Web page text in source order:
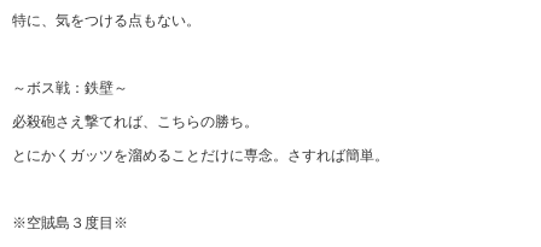
特に、気をつける点もない。
～ボス戦：鉄壁～
必殺砲さえ撃てれば、こちらの勝ち。
とにかくガッツを溜めることだけに専念。さすれば簡単。
※空賊島３度目※